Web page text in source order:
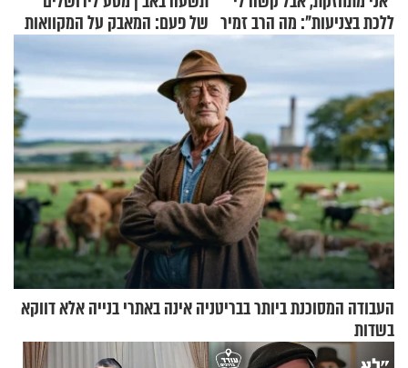
ללכת בצניעות": מה הרב זמיר
כהן המליץ לה לעשות?
של פעם: המאבק על המקוואות
העבודה המסוכנת ביותר בבריטניה אינה באתרי בנייה אלא דווקא
בשדות